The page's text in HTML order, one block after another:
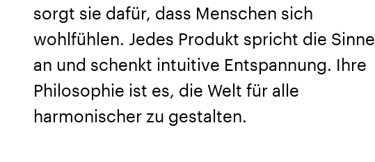
sorgt sie dafür, dass Menschen sich
wohlfühlen. Jedes Produkt spricht die Sinne
an und schenkt intuitive Entspannung. Ihre
Philosophie ist es, die Welt für alle
harmonischer zu gestalten.